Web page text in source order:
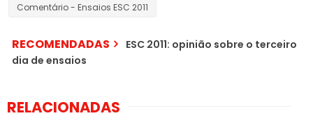
Comentário - Ensaios ESC 2011
RECOMENDADAS
ESC 2011: opinião sobre o terceiro
dia de ensaios
RELACIONADAS